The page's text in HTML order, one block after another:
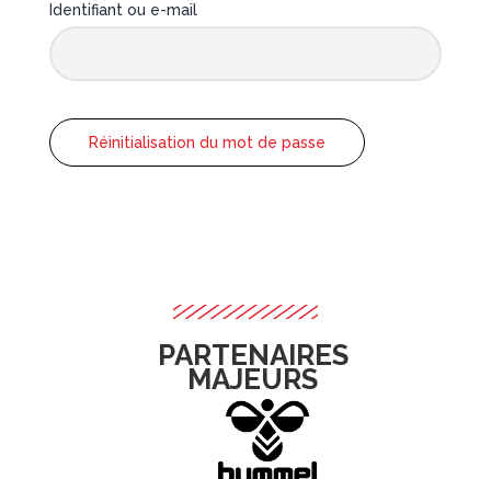
PROMOTIONS
Identifiant ou e-mail
Réinitialisation du mot de passe
PARTENAIRES
MAJEURS